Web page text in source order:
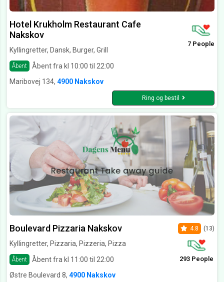
Hotel Krukholm Restaurant Cafe
Nakskov
Kyllingretter, Dansk, Burger, Grill
Åbent Åbent fra kl 10:00 til 22:00
7 People
Maribovej 134, 4900 Nakskov
Ring og bestil
Boulevard Pizzaria Nakskov
Kyllingretter, Pizzaria, Pizzeria, Pizza
Åbent Åbent fra kl 11:00 til 22:00
4.8 (13)
293 People
Østre Boulevard 8, 4900 Nakskov